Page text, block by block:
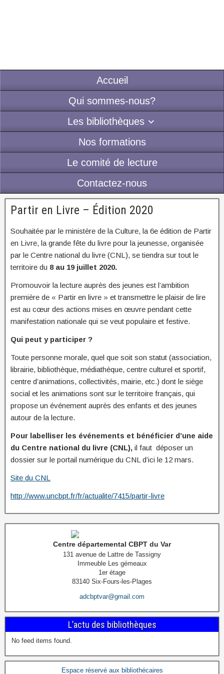
Accueil
Qui sommes-nous?
Les bibliothèques
Nos formations
Le comité de lecture
Contactez-nous
Partir en Livre – Édition 2020
Souhaitée par le ministère de la Culture, la 6e édition de Partir
en Livre, la grande fête du livre pour la jeunesse, organisée
par le Centre national du livre (CNL), se tiendra sur tout le
territoire du 8 au 19 juillet 2020.
Promouvoir la lecture auprès des jeunes est l’ambition
première de « Partir en livre » et transmettre le plaisir de lire
est au cœur des actions mises en œuvre pendant cette
manifestation nationale qui se veut populaire et festive.
Qui peut y participer ?
Toute personne morale, quel que soit son statut (association,
librairie, bibliothèque, médiathèque, centre culturel et sportif,
centre d’animations, collectivités, mairie, etc.) dont le siège
social et les animations sont sur le territoire français, qui
propose un événement auprès des enfants et des jeunes
autour de la lecture.
Pour labelliser les événements et bénéficier d’une aide
du Centre national du livre (CNL), il faut déposer un
dossier sur le portail numérique du CNL d’ici le 12 mars.
Site du CNL
http://www.uncbpt.fr/fr/actualite/7415/partir-livre
Centre départemental CBPT du Var
131 avenue de Lattre de Tassigny
Immeuble Les gémeaux
1er étage
83140 Six-Fours-les-Plages
adcbptvar@gmail.com
L’actu des bibliothèques
No feed items found.
Espace réservé aux bibliothécaires